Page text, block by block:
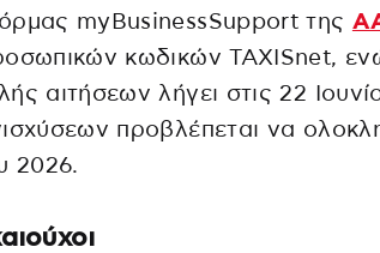
myBusinessSupport της
κωδικών TAXISnet,
αιτήσεων λήγει στις 22
προβλέπεται να
2026.